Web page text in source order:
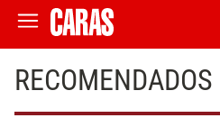
RECOMENDADOS